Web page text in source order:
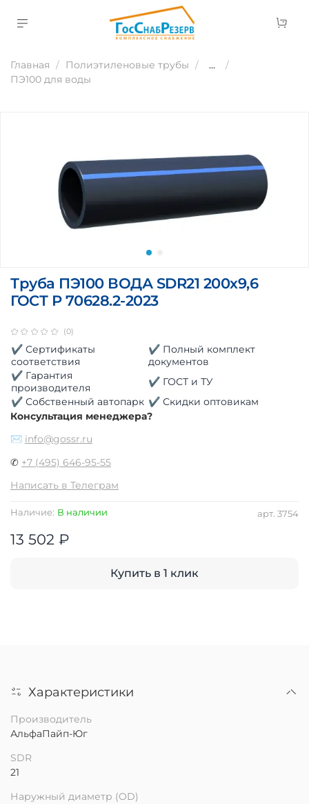
Главная Полиэтиленовые трубы
...
ПЭ100 для воды
(0)
арт. 3754
Наличие: В наличии
Труба ПЭ100 ВОДА SDR21 200х9,6
ГОСТ Р 70628.2-2023
13 502 ₽
Купить в 1 клик
✔ Сертификаты
соответствия
✔ Полный комплект
документов
✔ Гарантия
производителя
✔ ГОСТ и ТУ
✔ Собственный автопарк ✔ Скидки оптовикам
Консультация менеджера?
✉ info@gossr.ru
✆ +7 (495) 646-95-55
Написать в Телеграм
Характеристики
Производитель
АльфаПайп-Юг
SDR
21
Наружный диаметр (OD)